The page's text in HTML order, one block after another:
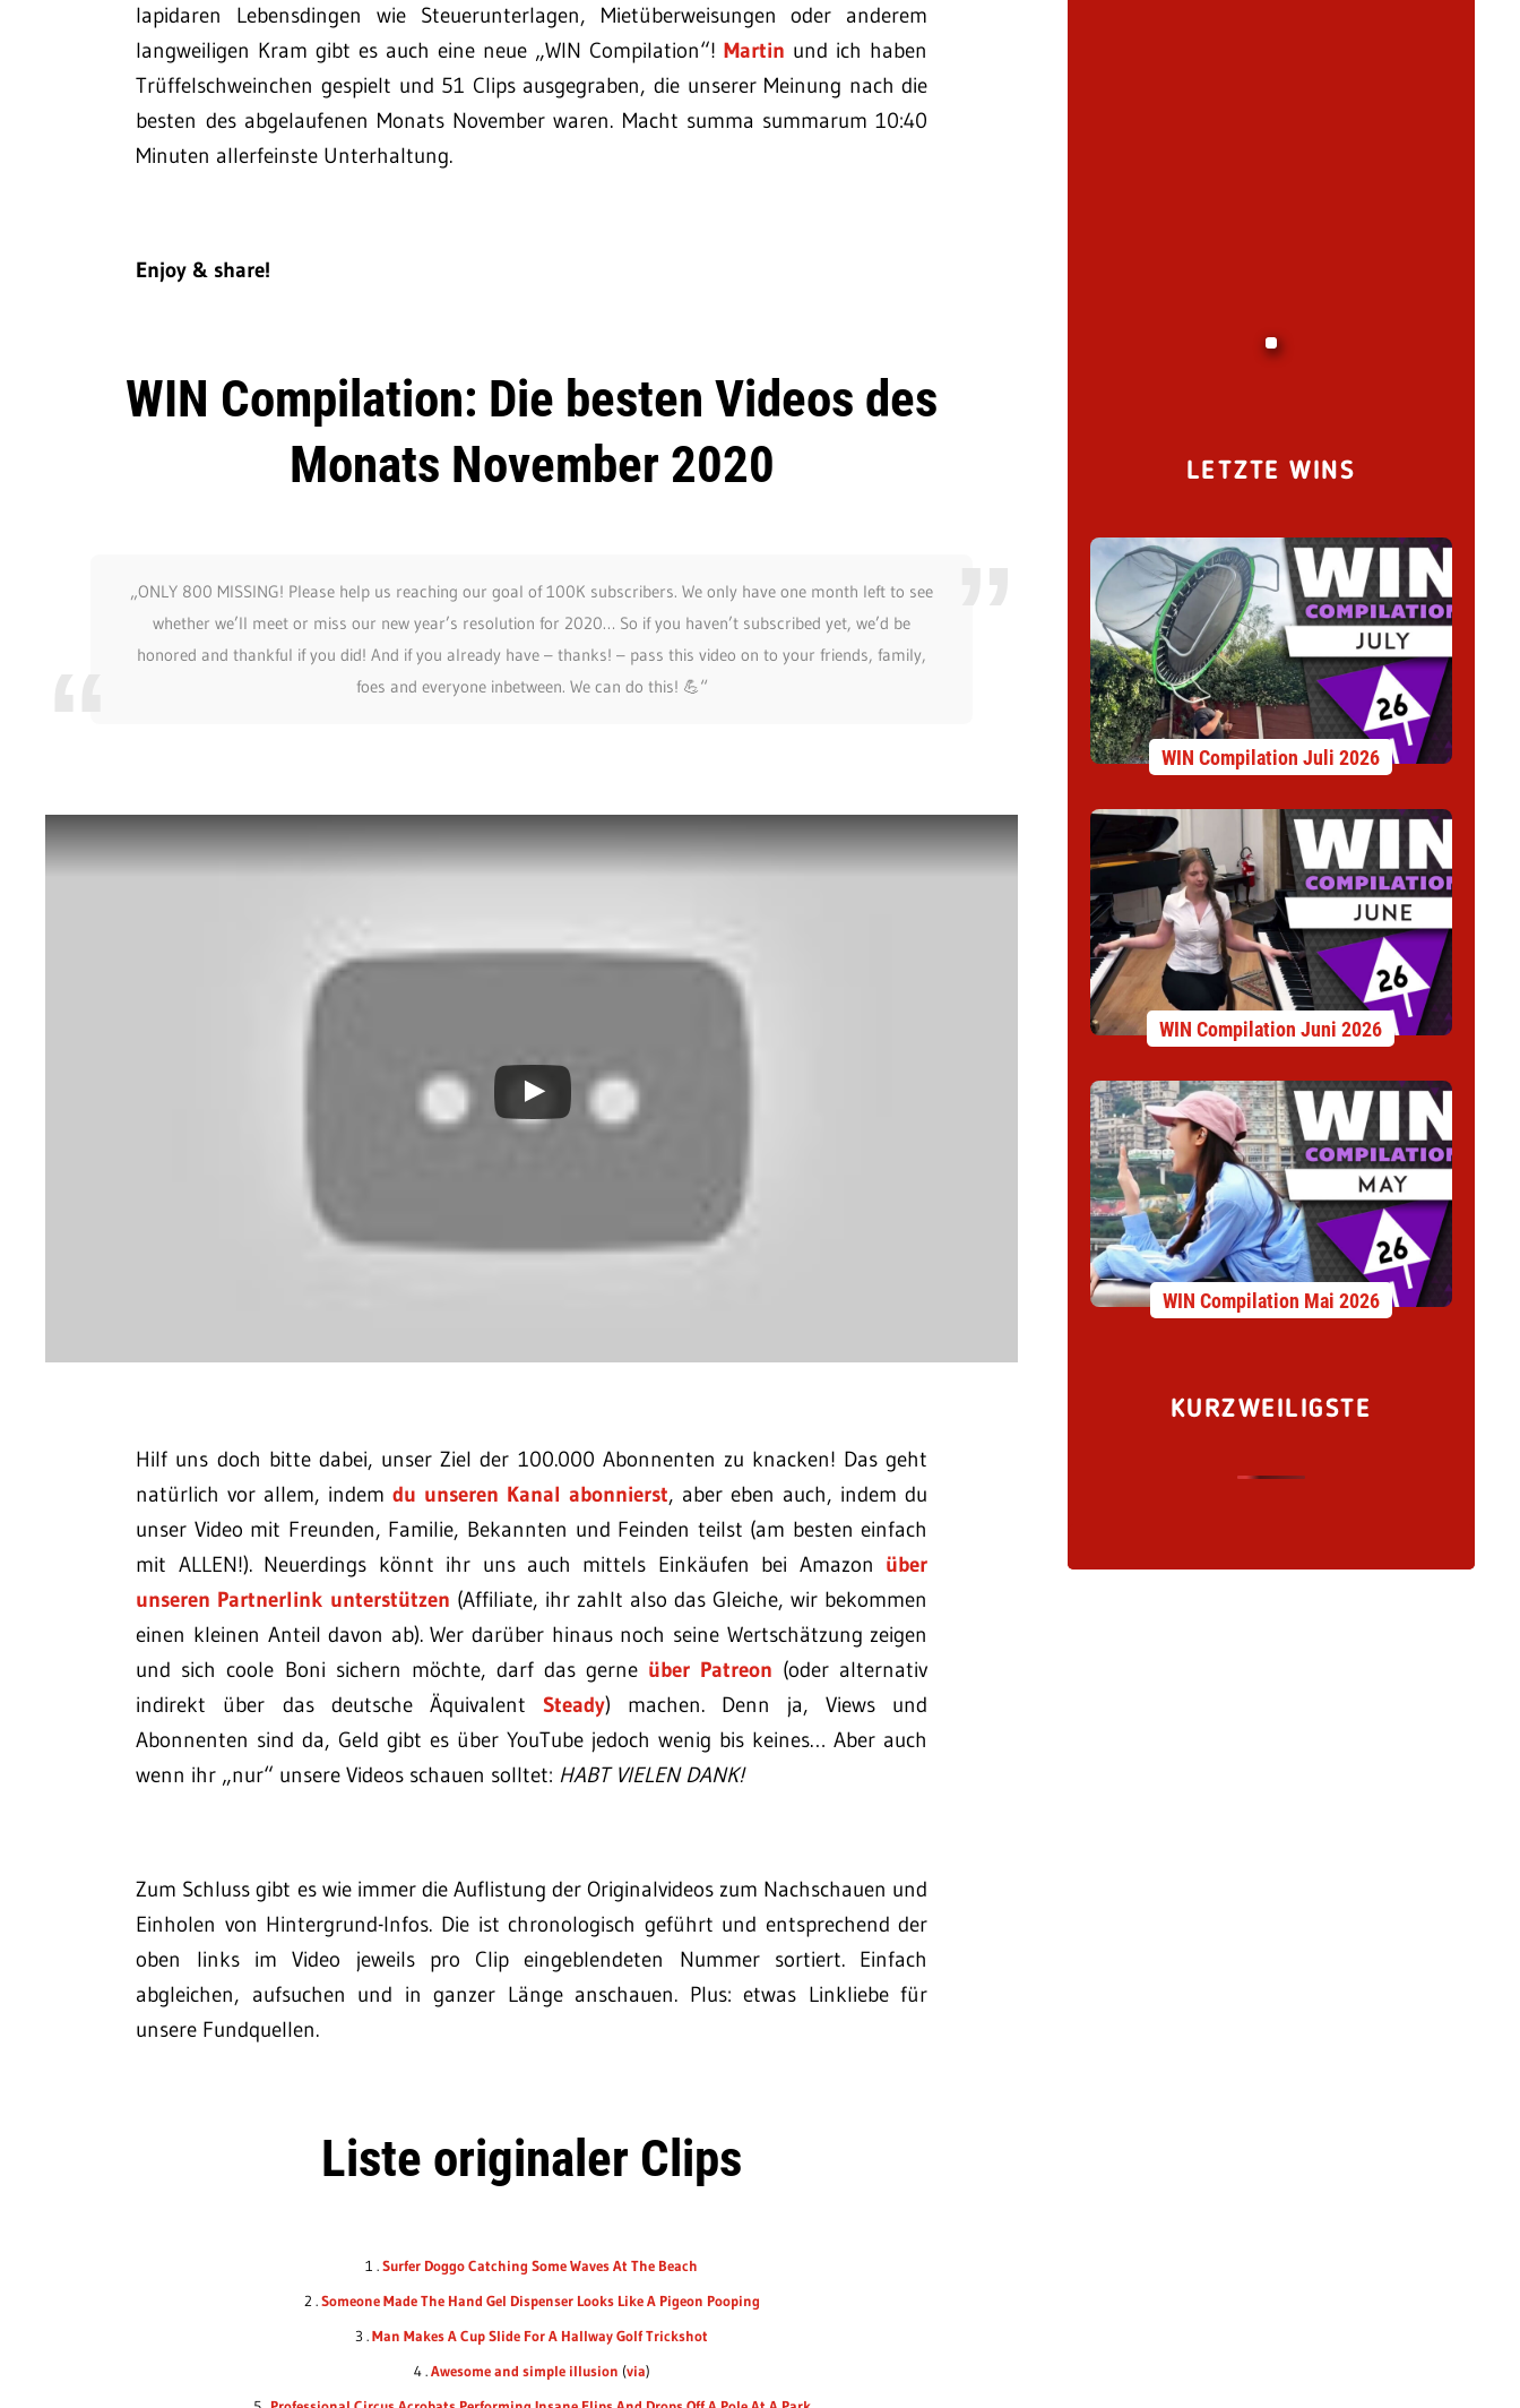
lapidaren Lebensdingen wie Steuerunterlagen, Mietüberweisungen oder anderem
langweiligen Kram gibt es auch eine neue „WIN Compilation“!Martin und ich haben
Trüffelschweinchen gespielt und 51 Clips ausgegraben, die unserer Meinung nach die
besten des abgelaufenen Monats November waren. Macht summa summarum 10:40
Minuten allerfeinste Unterhaltung.
Enjoy & share!
WIN Compilation: Die besten Videos des
Monats November 2020
„ONLY 800 MISSING! Please help us reaching our goal of 100K subscribers. We only have one month left to see
whether we’ll meet or miss our new year’s resolution for 2020… So if you haven’t subscribed yet, we’d be
honored and thankful if you did! And if you already have – thanks! – pass this video on to your friends, family,
foes and everyone inbetween. We can do this! 💪“
Hilf uns doch bitte dabei, unser Ziel der 100.000 Abonnenten zu knacken! Das geht
natürlich vor allem, indemdu unseren Kanal abonnierst, aber eben auch, indem du
unser Video mit Freunden, Familie, Bekannten und Feinden teilst (am besten einfach
mit ALLEN!). Neuerdings könnt ihr uns auch mittels Einkäufen bei Amazon über
unseren Partnerlink unterstützen (Affiliate, ihr zahlt also das Gleiche, wir bekommen
einen kleinen Anteil davon ab). Wer darüber hinaus noch seine Wertschätzung zeigen
und sich coole Boni sichern möchte, darf das gerne über Patreon (oder alternativ
indirekt über das deutsche Äquivalent Steady) machen. Denn ja, Views und
Abonnenten sind da, Geld gibt es über YouTube jedoch wenig bis keines… Aber auch
wenn ihr „nur“ unsere Videos schauen solltet: HABT VIELEN DANK!
Zum Schluss gibt es wie immer die Auflistung der Originalvideos zum Nachschauen und
Einholen von Hintergrund-Infos. Die ist chronologisch geführt und entsprechend der
oben links im Video jeweils pro Clip eingeblendeten Nummer sortiert. Einfach
abgleichen, aufsuchen und in ganzer Länge anschauen. Plus: etwas Linkliebe für
unsere Fundquellen.
Liste originaler Clips
1 .Surfer Doggo Catching Some Waves At The Beach
2 .Someone Made The Hand Gel Dispenser Looks Like A Pigeon Pooping
3 .Man Makes A Cup Slide For A Hallway Golf Trickshot
4 .Awesome and simple illusion (via)
LETZTE WINS
WIN Compilation Juli 2026
WIN Compilation Juni 2026
WIN Compilation Mai 2026
KURZWEILIGSTE